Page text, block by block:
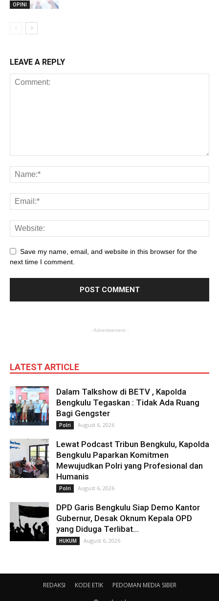
OPINI
LEAVE A REPLY
Save my name, email, and website in this browser for the
next time I comment.
- Advertisement -
LATEST ARTICLE
Dalam Talkshow di BETV , Kapolda
Bengkulu Tegaskan : Tidak Ada Ruang
Bagi Gengster
Polri August 6, 2026
Lewat Podcast Tribun Bengkulu, Kapolda
Bengkulu Paparkan Komitmen
Mewujudkan Polri yang Profesional dan
Humanis
Polri August 6, 2026
DPD Garis Bengkulu Siap Demo Kantor
Gubernur, Desak Oknum Kepala OPD
yang Diduga Terlibat...
HUKUM August 6, 2026
REDAKSI KODE ETIK PEDOMAN MEDIA SIBER